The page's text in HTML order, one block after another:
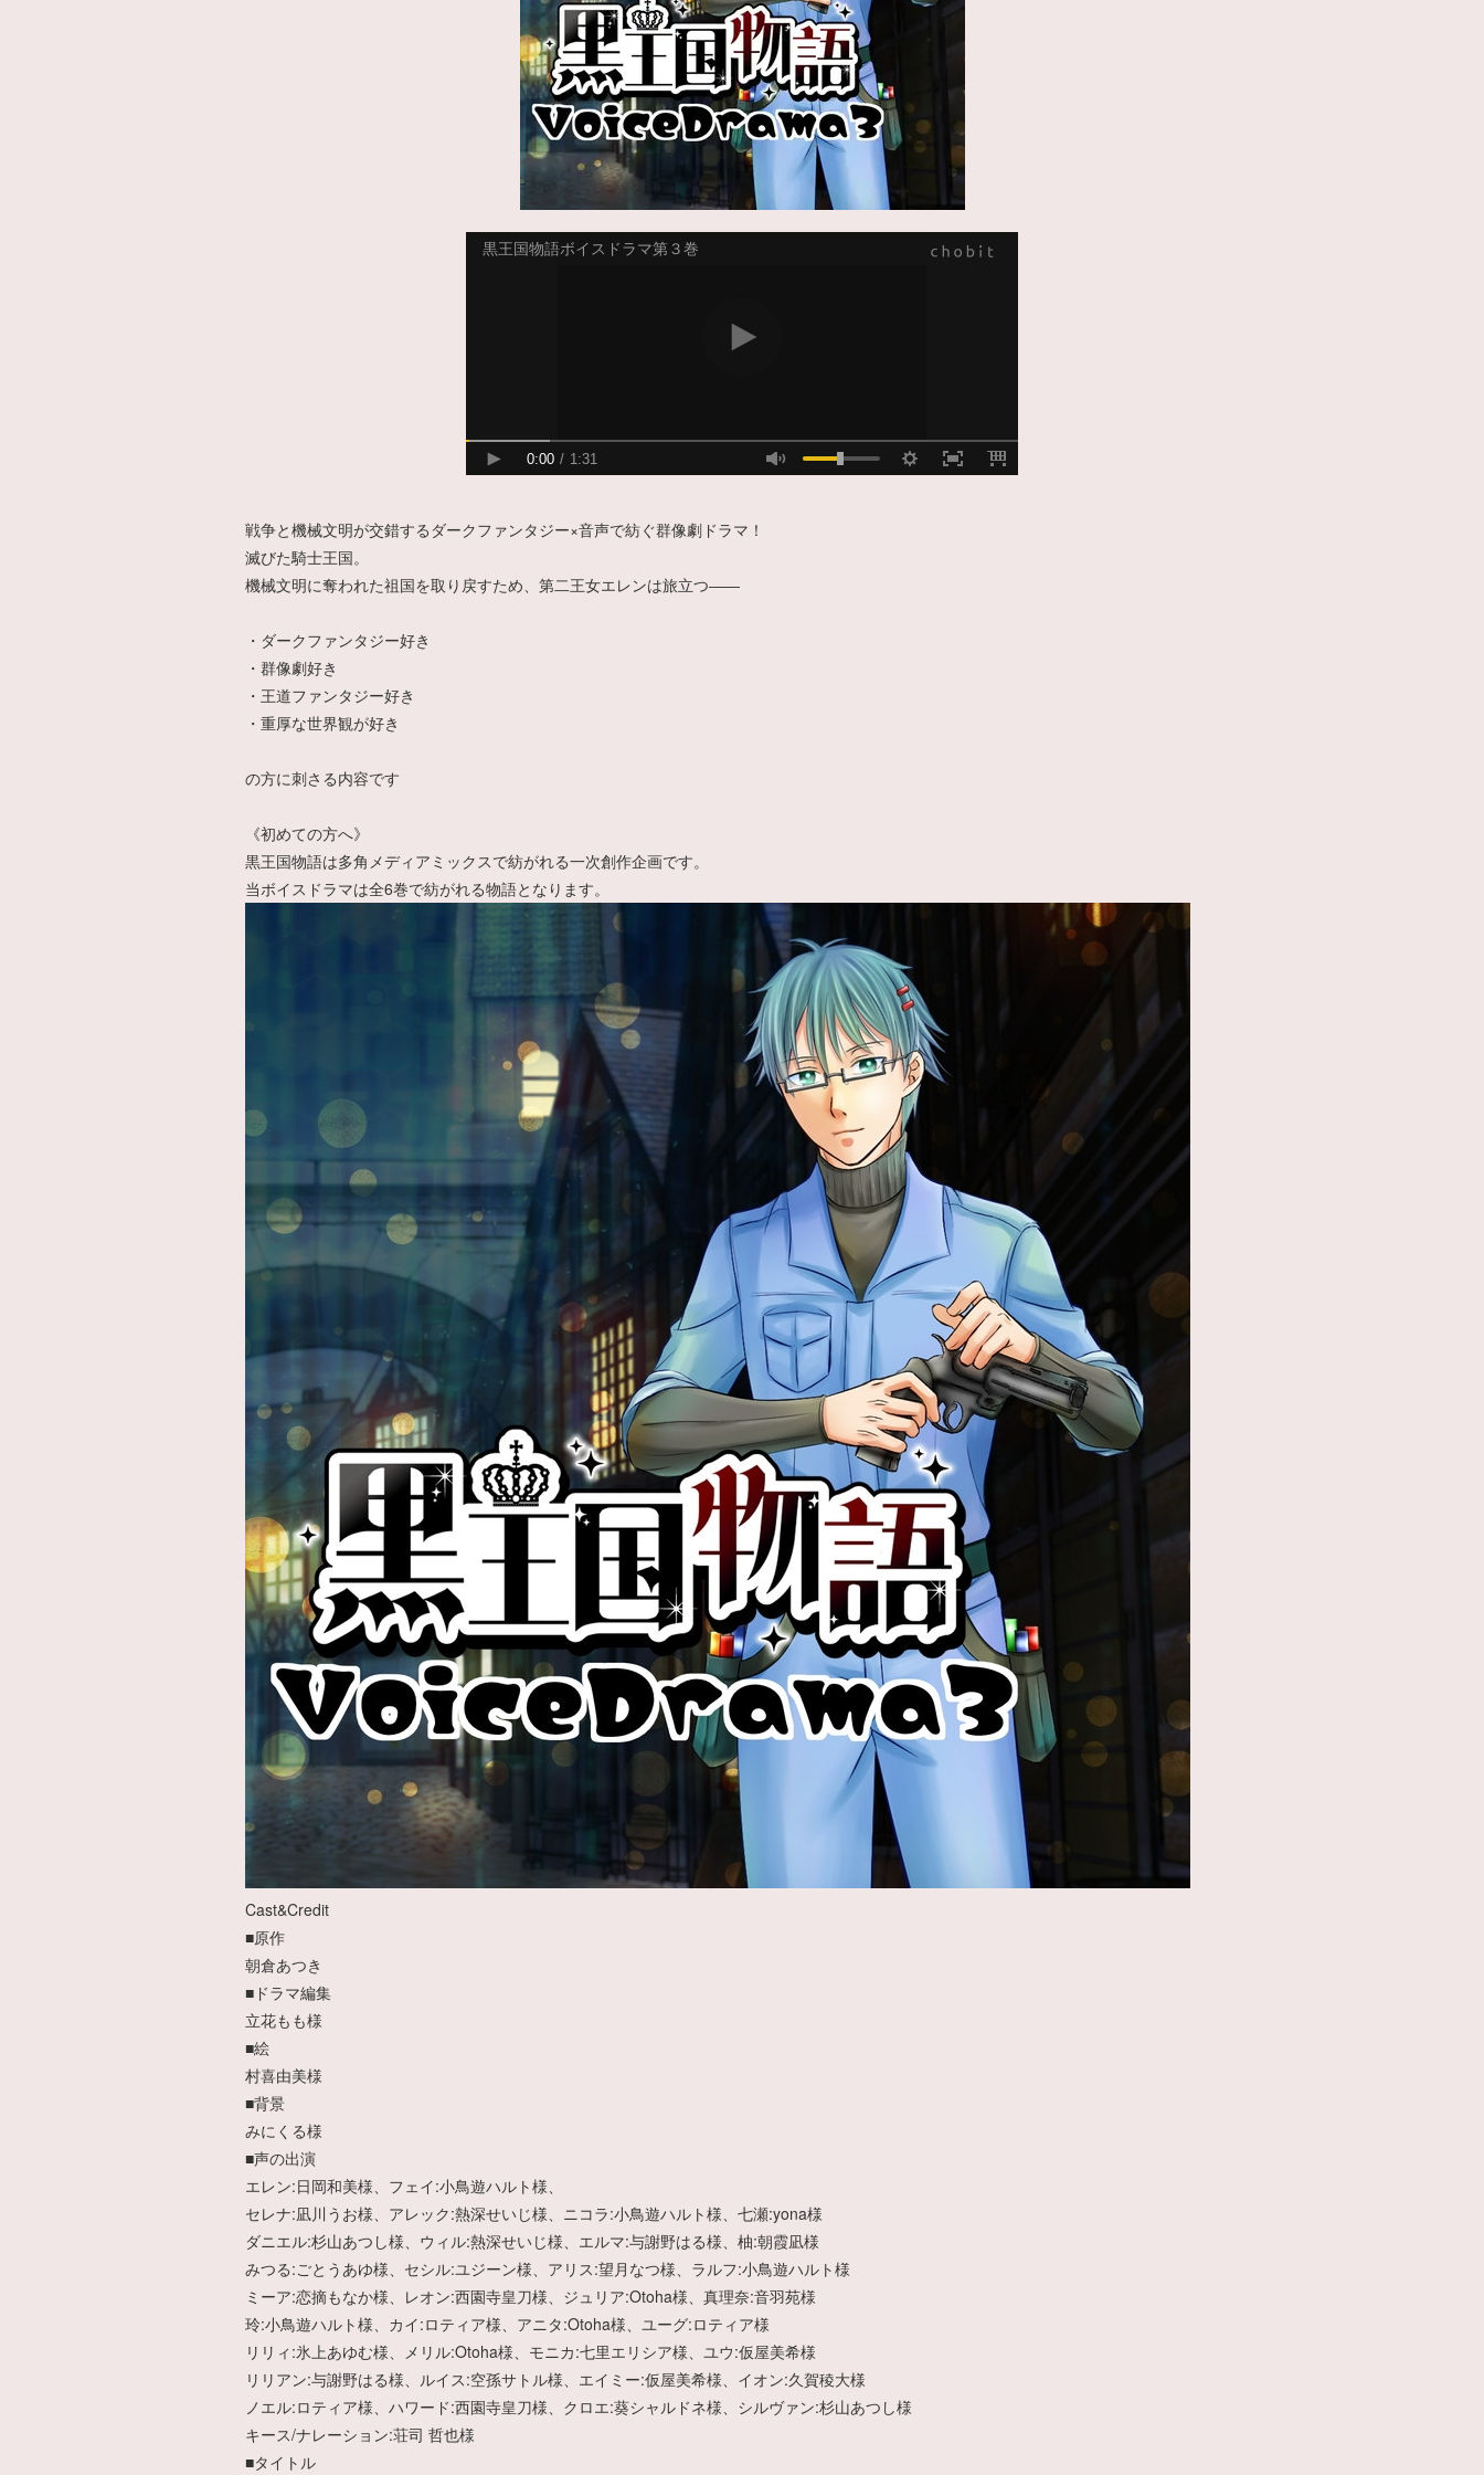
戦争と機械文明が交錯するダークファンタジー×音声で紡ぐ群像劇ドラマ！
滅びた騎士王国。
機械文明に奪われた祖国を取り戻すため、第二王女エレンは旅立つ――
・ダークファンタジー好き
・群像劇好き
・王道ファンタジー好き
・重厚な世界観が好き
の方に刺さる内容です
《初めての方へ》
黒王国物語は多角メディアミックスで紡がれる一次創作企画です。
当ボイスドラマは全6巻で紡がれる物語となります。
Cast&Credit
■原作
朝倉あつき
■ドラマ編集
立花もも様
■絵
村喜由美様
■背景
みにくる様
■声の出演
エレン:日岡和美様、フェイ:小鳥遊ハルト様、
セレナ:凪川うお様、アレック:熱深せいじ様、ニコラ:小鳥遊ハルト様、七瀬:yona様
ダニエル:杉山あつし様、ウィル:熱深せいじ様、エルマ:与謝野はる様、柚:朝霞凪様
みつる:ごとうあゆ様、セシル:ユジーン様、アリス:望月なつ様、ラルフ:小鳥遊ハルト様
ミーア:恋摘もなか様、レオン:西園寺皇刀様、ジュリア:Otoha様、真理奈:音羽苑様
玲:小鳥遊ハルト様、カイ:ロティア様、アニタ:Otoha様、ユーグ:ロティア様
リリィ:氷上あゆむ様、メリル:Otoha様、モニカ:七里エリシア様、ユウ:仮屋美希様
リリアン:与謝野はる様、ルイス:空孫サトル様、エイミー:仮屋美希様、イオン:久賀稜大様
ノエル:ロティア様、ハワード:西園寺皇刀様、クロエ:葵シャルドネ様、シルヴァン:杉山あつし様
キース/ナレーション:荘司 哲也様
■タイトル